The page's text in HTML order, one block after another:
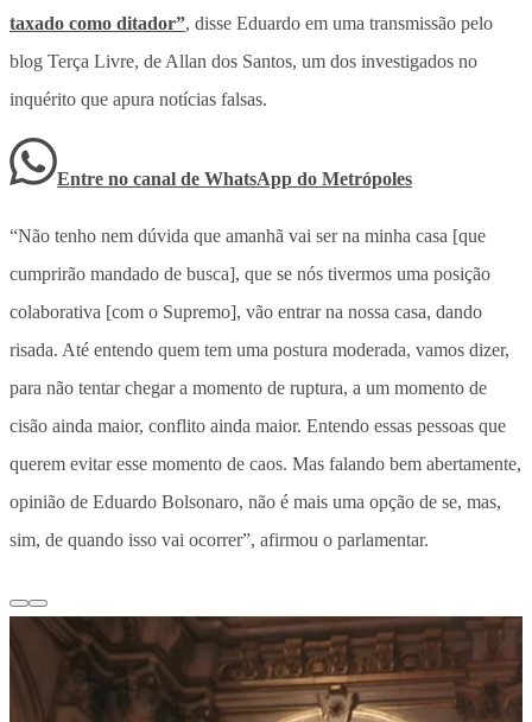
taxado como ditador”, disse Eduardo em uma transmissão pelo
blog Terça Livre, de Allan dos Santos, um dos investigados no
inquérito que apura notícias falsas.
Entre no canal de WhatsApp do Metrópoles
“Não tenho nem dúvida que amanhã vai ser na minha casa [que
cumprirão mandado de busca], que se nós tivermos uma posição
colaborativa [com o Supremo], vão entrar na nossa casa, dando
risada. Até entendo quem tem uma postura moderada, vamos dizer,
para não tentar chegar a momento de ruptura, a um momento de
cisão ainda maior, conflito ainda maior. Entendo essas pessoas que
querem evitar esse momento de caos. Mas falando bem abertamente,
opinião de Eduardo Bolsonaro, não é mais uma opção de se, mas,
sim, de quando isso vai ocorrer”, afirmou o parlamentar.